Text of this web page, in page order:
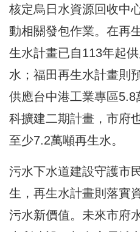
核定烏日水資源回收中
動相關發包作業。在再
生水計畫已自113年起
水；福田再生水計畫則
供應台中港工業專區
科擴建二期計畫，市府
至少7.2萬噸再生水。
污水下水道建設守護市
生，再生水計畫則落實
污水新價值。未來市府